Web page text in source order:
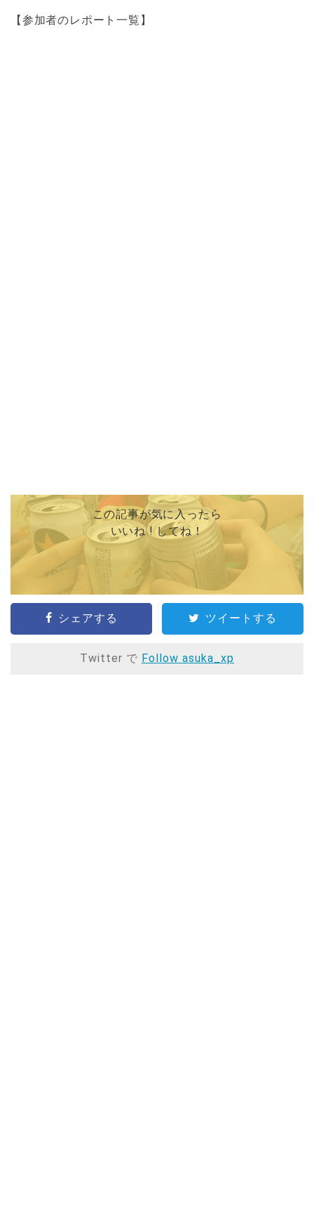
【参加者のレポート一覧】
この記事が気に入ったら
いいね ! してね！
シェアする ツイートする
Twitter で Follow asuka_xp